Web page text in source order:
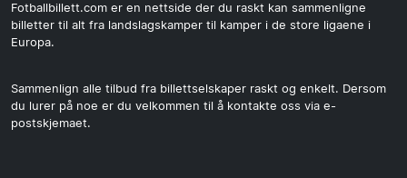
Fotballbillett.com er en nettside der du raskt kan sammenligne
billetter til alt fra landslagskamper til kamper i de store ligaene i
Europa.
Sammenlign alle tilbud fra billettselskaper raskt og enkelt. Dersom
du lurer på noe er du velkommen til å kontakte oss via e-
postskjemaet.